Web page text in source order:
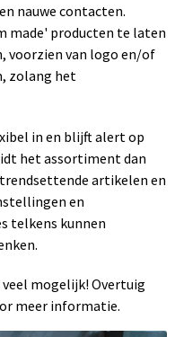
nauwe contacten.
made' producten te laten
voorzien van logo en/of
zolang het
in en blijft alert op
het assortiment dan
artikelen en
en
telkens kunnen
mogelijk! Overtuig
meer informatie.